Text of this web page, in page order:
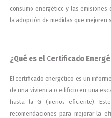
consumo energético y las emisiones
la adopción de medidas que mejoren
¿Qué es el Certificado
El certificado energético es un
de una vivienda o edificio en una
hasta la G (menos eficiente).
recomendaciones para mejorar la